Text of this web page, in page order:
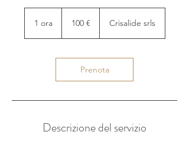
1 ora1
100 € Crisalide srls
Prenota
Descrizione del servizio